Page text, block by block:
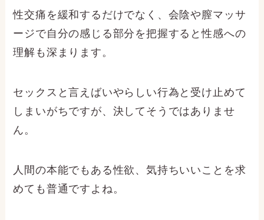
性交痛を緩和するだけでなく、会陰や膣マッサ
ージで自分の感じる部分を把握すると性感への
理解も深まります。
セックスと言えばいやらしい行為と受け止めて
しまいがちですが、決してそうではありませ
ん。
人間の本能でもある性欲、気持ちいいことを求
めても普通ですよね。